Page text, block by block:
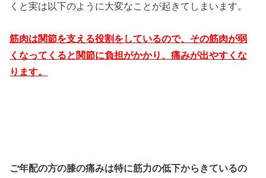
くと実は以下のように大変なことが起きてしまいます。
筋肉は関節を支える役割をしているので、その筋肉が弱
くなってくると関節に負担がかかり、痛みが出やすくな
ります。
ご年配の方の膝の痛みは特に筋力の低下からきているの